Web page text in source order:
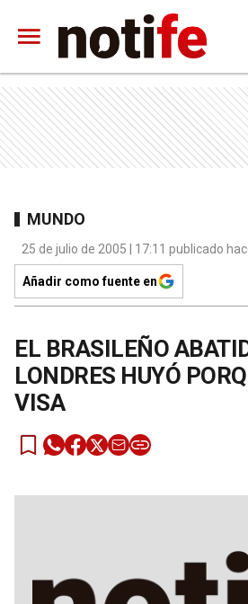
MUNDO
25 de julio de 2005 | 17:11 publicado
Añadir como fuente en
EL BRASILEÑO
LONDRES HUYÓ
VISA